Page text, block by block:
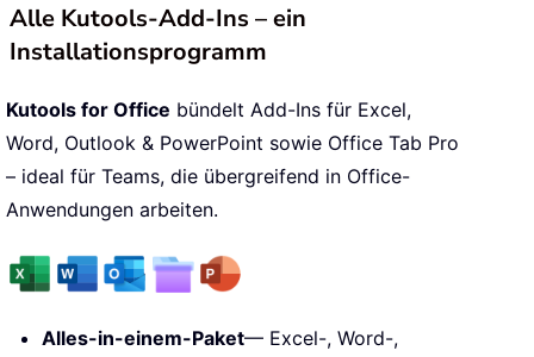
Alle Kutools-Add-Ins – ein
Installationsprogramm
Kutools for Office bündelt Add-Ins für Excel,
Word, Outlook & PowerPoint sowie Office Tab Pro
– ideal für Teams, die übergreifend in Office-
Anwendungen arbeiten.
Alles-in-einem-Paket— Excel-, Word-,